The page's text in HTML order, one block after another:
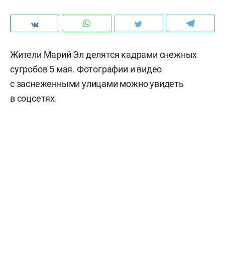
Жители Марий Эл делятся кадрами снежных
сугробов 5 мая. Фотографии и видео
с заснеженными улицами можно увидеть
в соцсетях.